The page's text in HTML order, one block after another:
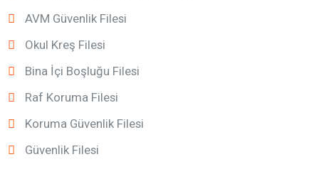
AVM Güvenlik Filesi
Okul Kreş Filesi
Bina İçi Boşluğu Filesi
Raf Koruma Filesi
Koruma Güvenlik Filesi
Güvenlik Filesi